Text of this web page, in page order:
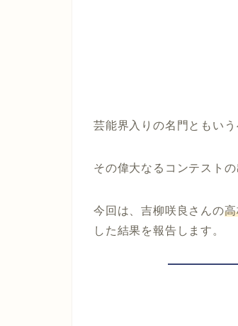
芸能界入りの名門ともい
その偉大なるコンテスト
今回は、吉柳咲良さんの
した結果を報告します。